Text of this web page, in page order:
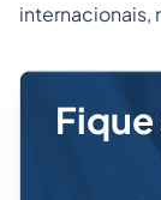
internacionais,